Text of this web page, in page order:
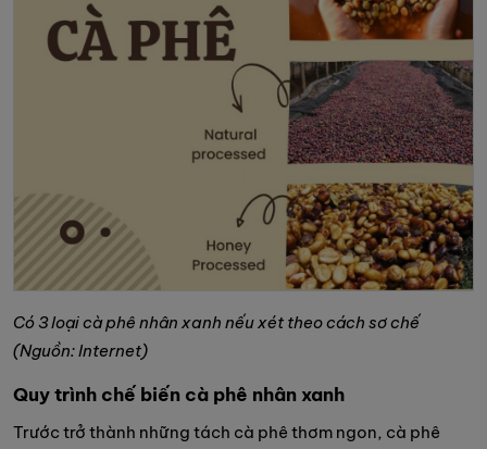
Có 3 loại cà phê nhân xanh nếu xét theo cách sơ chế
(Nguồn: Internet)
Quy trình chế biến cà phê nhân xanh
Trước trở thành những tách cà phê thơm ngon, cà phê